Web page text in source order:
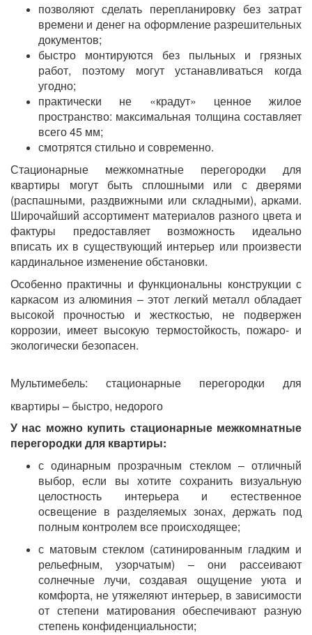
позволяют сделать перепланировку без затрат
времени и денег на оформление разрешительных
документов;
быстро монтируются без пыльных и грязных
работ, поэтому могут устанавливаться когда
угодно;
практически не «крадут» ценное жилое
пространство: максимальная толщина составляет
всего 45 мм;
смотрятся стильно и современно.
Стационарные межкомнатные перегородки для
квартиры могут быть сплошными или с дверями
(распашными, раздвижными или складными), арками.
Широчайший ассортимент материалов разного цвета и
фактуры предоставляет возможность идеально
вписать их в существующий интерьер или произвести
кардинальное изменение обстановки.
Особенно практичны и функциональны конструкции с
каркасом из алюминия – этот легкий металл обладает
высокой прочностью и жесткостью, не подвержен
коррозии, имеет высокую термостойкость, пожаро- и
экологически безопасен.
Мультимебель: стационарные перегородки для
квартиры – быстро, недорого
У нас можно купить стационарные межкомнатные
перегородки для квартиры:
с одинарным прозрачным стеклом – отличный
выбор, если вы хотите сохранить визуальную
целостность интерьера и естественное
освещение в разделяемых зонах, держать под
полным контролем все происходящее;
с матовым стеклом (сатинированным гладким и
рельефным, узорчатым) – они рассеивают
солнечные лучи, создавая ощущение уюта и
комфорта, не утяжеляют интерьер, в зависимости
от степени матирования обеспечивают разную
степень конфиденциальности;